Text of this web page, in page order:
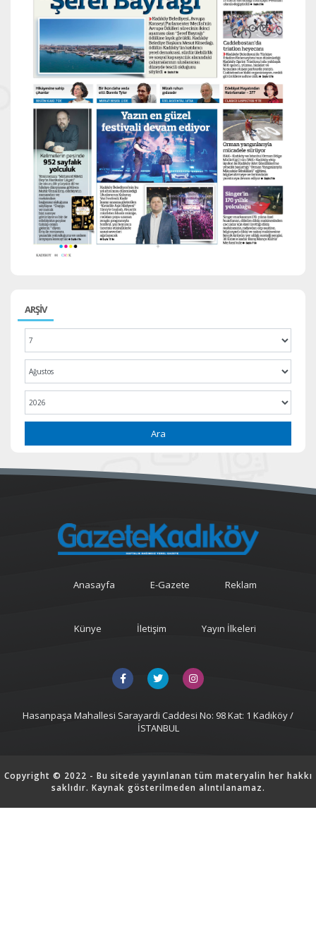
ARŞİV
Ara
Anasayfa E-Gazete Reklam
Künye İletişim Yayın İlkeleri
Hasanpaşa Mahallesi Sarayardi Caddesi No: 98 Kat: 1 Kadıköy /
İSTANBUL
Copyright © 2022 - Bu sitede yayınlanan tüm materyalin her hakkı
saklıdır. Kaynak gösterilmeden alıntılanamaz.